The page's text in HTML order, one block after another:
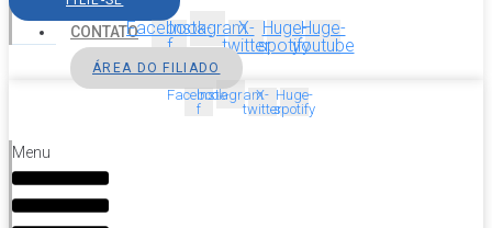
AGENDA
CONTATOFacebook-
f
InstagramX-
twitter
Huge-
spotify
Huge-
youtube
ÁREA DO FILIADO
Facebook-
f
InstagramX-
twitter
Huge-
spotify
Menu